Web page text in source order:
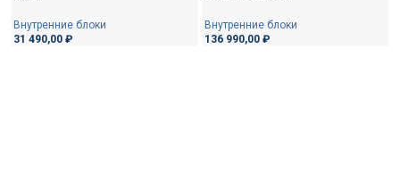
Внутренние блоки
31 490,00 ₽
Внутренние блоки
136 990,00 ₽